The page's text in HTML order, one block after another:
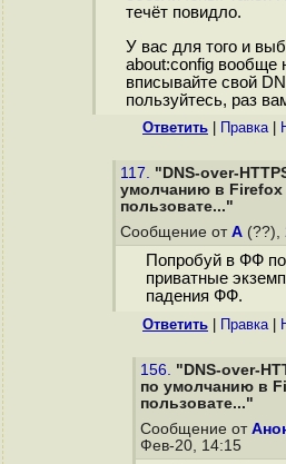
течёт повидло.
У вас для того и
about:config вообще
вписывайте свой
пользуйтесь, раз
Ответить Правка|
117. "DNS-over-
умолчанию в Firefox
пользовате..."
Сообщение от А (??),
Попробуй в ФФ
приватные
падения ФФ.
Ответить Правка|
156. "DNS-over-
по умолчанию в
пользовате..."
Сообщение от
Фев-20, 14:15